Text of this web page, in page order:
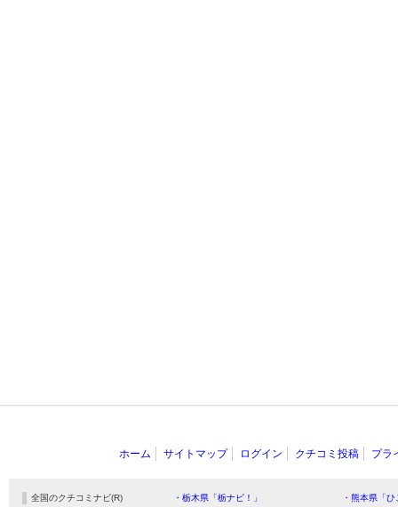
ホーム サイトマップ ログイン クチコミ投稿 プラ
全国のクチコミナビ(R) ・栃木県「栃ナビ！」 ・熊本県「